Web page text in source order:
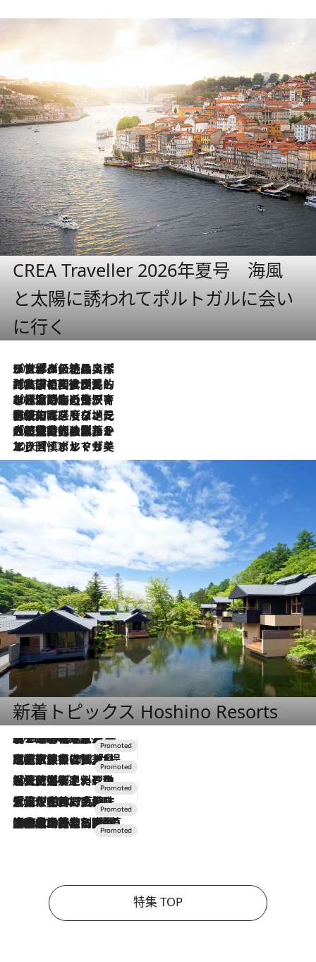
CREA Traveller 2026年夏号 海風
と太陽に誘われてポルトガルに会い
に行く
2026.8.8
リスボンの絶品スイーツ「パステル・デ・ナタ」とは？ポルトガル伝統の奥深い世界へ
2026.7.27
「私の祖国はポルトガル語です」国民的詩人フェルナンド・ペソアと、彼が愛した文学の街を歩く
2026.7.26
ポルトガル近海が育む極上の海の幸。キリリと冷えた白ワインと愉しむ、シーフード専門店の贅沢
2026.7.22
伝統の味をモダンに昇華。高感度な地元客が集う、リスボンの最旬ガストロノミー
2026.7.21
大航海時代の栄華から、震災、独裁、そして革命へ。ポルトガル・首都リスボンの石畳に刻まれた「歴史の光と影」
2026.7.13
エッセイ・ヤマザキマリ「慎ましくも美しき国 ポルトガル」
新着トピックス Hoshino Resorts
2026.8.7
【トンボの足水浴】ヒノキの香りに包まれて涼感マックス！約13℃の湧水かけ流しを避暑地「星野温泉 トンボの湯」で体験
2026.7.31
【ホテル帰省】という選択肢をOMOが提案。家族とほどよい距離を保つには「昼は実家、夜は気兼ねなくホテルで！」
2026.7.24
【夏限定ディナーコース】旬を迎える稚鮎や花ズッキーニなどをイタリア・トスカーナの郷土料理の手法で満喫！
2026.7.17
「土佐和ハーブかき氷」がOMO7高知に登場！生姜、山椒、大葉など目にも舌にも涼を呼ぶ郷土の味
2026.7.10
NEW OPEN！【界 草津】名湯の地に誕生。趣の異なる2種の温泉と上州ならではの会席・蕎麦割烹など美食を味わう究極の癒やし旅
特集 TOP